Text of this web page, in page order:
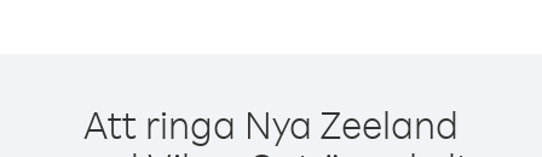
Att ringa Nya Zeeland